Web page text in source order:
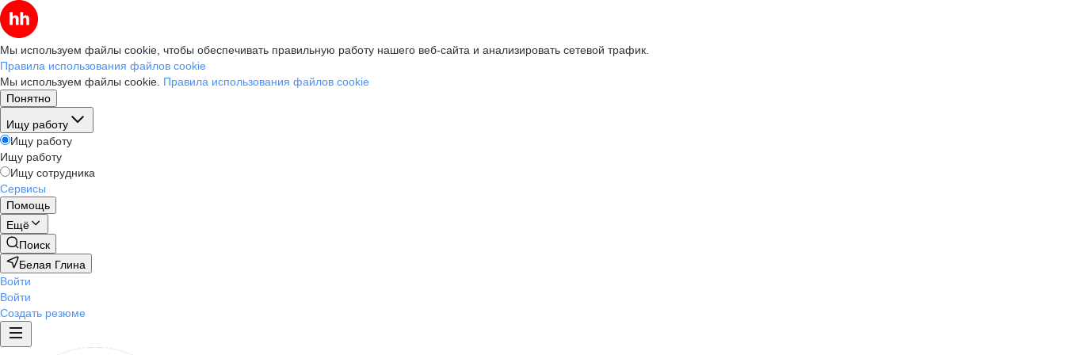
Мы используем файлы cookie, чтобы обеспечивать правильную работу нашего веб-сайта и анализировать сетевой трафик.
Правила использования файлов cookie
Мы используем файлы cookie. Правила использования файлов cookie
Понятно
Ищу работу
Ищу работу
Ищу работу
Ищу сотрудника
Сервисы
Помощь
Ещё
Поиск
Белая Глина
Войти
Войти
Создать резюме